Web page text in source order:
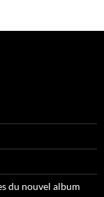
du nouvel album